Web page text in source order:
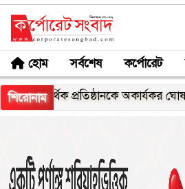
হোম সর্বশেষ কর্পোরেট
শিরোনাম
ঘোষণা বাংলাদেশ ব্যাংকের